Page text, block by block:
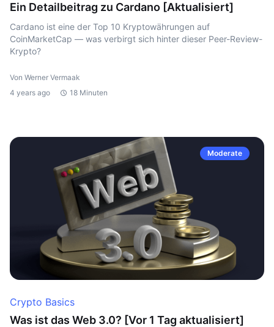
Ein Detailbeitrag zu Cardano [Aktualisiert]
Cardano ist eine der Top 10 Kryptowährungen auf
CoinMarketCap — was verbirgt sich hinter dieser Peer-Review-
Krypto?
Von Werner Vermaak
4 years ago
18 Minuten
Moderate
Crypto Basics
Was ist das Web 3.0? [Vor 1 Tag aktualisiert]